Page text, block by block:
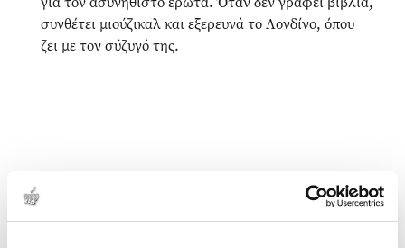
συνθέτει μιούζικαλ και εξερευνά το Λονδίνο, όπου
ζει με τον σύζυγό της.
Δημοτικότητα